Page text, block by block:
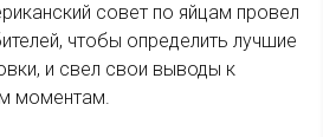
совет по яйцам провел
чтобы определить лучшие
и свел свои выводы к
моментам.